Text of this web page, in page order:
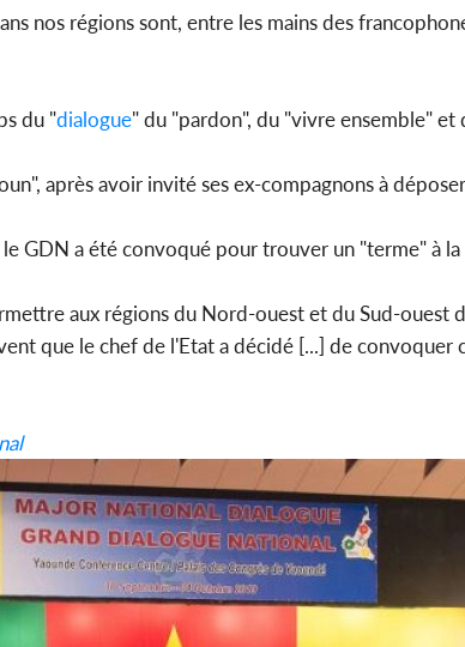
nos régions sont, entre les mains des
du "dialogue" du "pardon", du "vivre ensemble" et
après avoir invité ses ex-compagnons à
GDN a été convoqué pour trouver un "terme" à la
aux régions du Nord-ouest et du Sud-ouest
que le chef de l'Etat a décidé [...] de convoquer